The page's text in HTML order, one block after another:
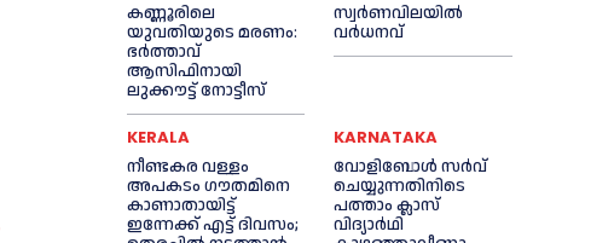
കണ്ണൂരിലെ
യുവതിയുടെ മരണം:
ഭര്‍ത്താവ്
ആസിഫിനായി
ലുക്കൗട്ട് നോട്ടീസ്
സ്വർണവിലയിൽ
വർധനവ്
KERALA
നീണ്ടകര വള്ളം
അപകടം ഗൗതമിനെ
കാണാതായിട്ട്
ഇന്നേക്ക് എട്ട് ദിവസം;
KARNATAKA
വോളിബോൾ സർവ്
ചെയ്യുന്നതിനിടെ
പത്താം ക്ലാസ്
വിദ്യാർഥി